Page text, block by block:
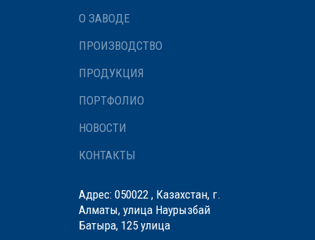
О ЗАВОДЕ
ПРОИЗВОДСТВО
ПРОДУКЦИЯ
ПОРТФОЛИО
НОВОСТИ
КОНТАКТЫ
Адрес: 050022 , Казахстан, г.
Алматы, улица Наурызбай
Батыра, 125 улица